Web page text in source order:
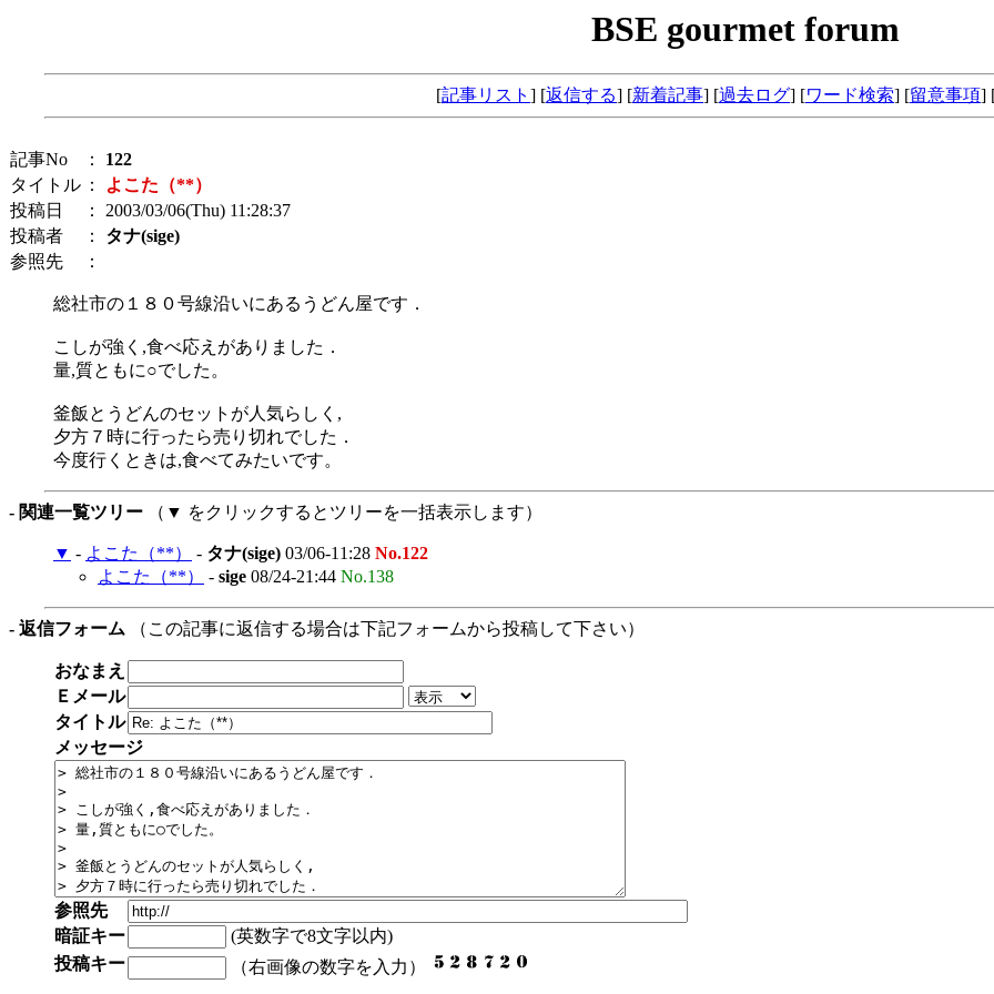
BSE gourmet forum
[記事リスト ] [返信する] [新着記事] [過去ログ] [ワード検索] [留意事項]
記事No ： 122
タイトル ：
よこた（**）
投稿日
： 2003/03/06(Thu) 11:28:37
投稿者
： タナ(sige)
参照先
：
総社市の１８０号線沿いにあるうどん屋です．
こしが強く,食べ応えがありました．
量,質ともに○でした。
釜飯とうどんのセットが人気らしく,
夕方７時に行ったら売り切れでした．
今度行くときは,食べてみたいです。
- 関連一覧ツリー （▼ をクリックするとツリーを一括表示します）
▼ - よこた（**） - タナ(sige) 03/06-11:28 No.122
よこた（**）
- sige 08/24-21:44 No.138
- 返信フォーム （この記事に返信する場合は下記フォームから投稿して下さい）
おなまえ
Ｅメール
タイトル
メッセージ
参照先
暗証キー
(英数字で8文字以内)
投稿キー
（右画像の数字を入力）